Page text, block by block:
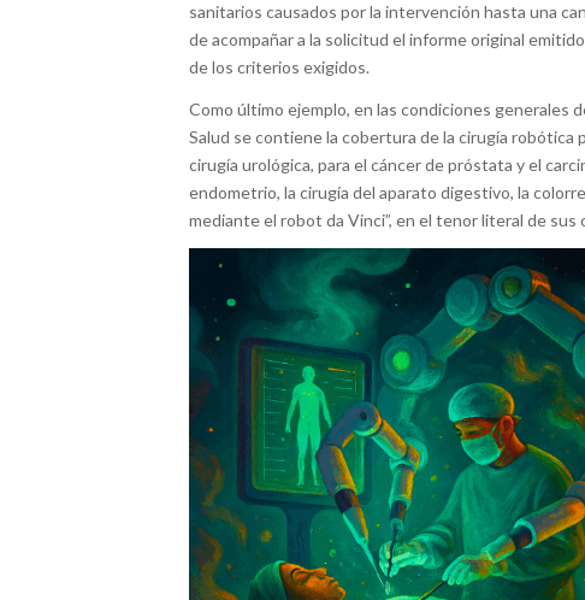
sanitarios causados por la intervención hasta una
de acompañar a la solicitud el informe original
de los criterios exigidos.
Como último ejemplo, en las condiciones generales
Salud se contiene la cobertura de la cirugía robótica
cirugía urológica, para el cáncer de próstata y el
endometrio, la cirugía del aparato digestivo, la
mediante el robot da Vinci”, en el tenor literal de sus